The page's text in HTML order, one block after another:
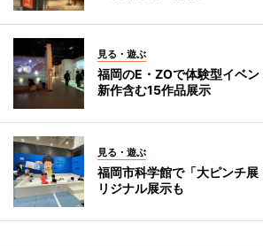
見る・遊ぶ
福岡のE・ZOで体験型イベ
新作含む15作品展示
見る・遊ぶ
福岡市科学館で「大ピンチ
リジナル展示も